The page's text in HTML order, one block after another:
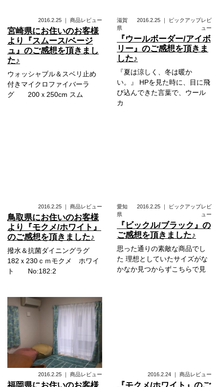
2016.2.25 ｜ 商品レビュー
宮崎県にお住いのお客様
より『スムース/ベージ
ュ』のご感想を頂きまし
た♪
ウォッシャブル＆スベリ止め
付きマイクロファイバーラ
グ 200ｘ250cm スム
滋賀
県
2016.2.25 ｜
ピックアップレビ
ュー
『ウールボーダー/アイボ
リー』のご感想を頂きま
した♪
『夏は涼しく、冬は暖か
い。』 HPを見た時に、目に飛
び込んできた言葉で、ウール
カ
2016.2.25 ｜ 商品レビュー
鳥取県にお住いのお客様
より『モクメ/ホワイト』
のご感想を頂きました♪
撥水＆抗菌ダイニングラグ
182ｘ230ｃｍモクメ ホワイ
ト No:182:2
愛知
県
2016.2.25 ｜
ピックアップレビ
ュー
『ビックル/ブラック』の
ご感想を頂きました♪
思った通りの素敵な商品でし
た 理想としていたサイズがな
かなか見つからずこちらで見
2016.2.25 ｜ 商品レビュー 2016.2.24 ｜ 商品レビュー